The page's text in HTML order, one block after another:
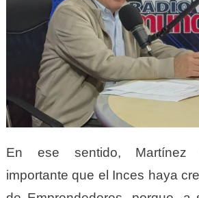
En ese sentido, Martínez
importante que el Inces haya